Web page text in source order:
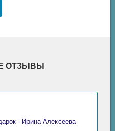
ОТЗЫВЫ
- Ирина Алексеева